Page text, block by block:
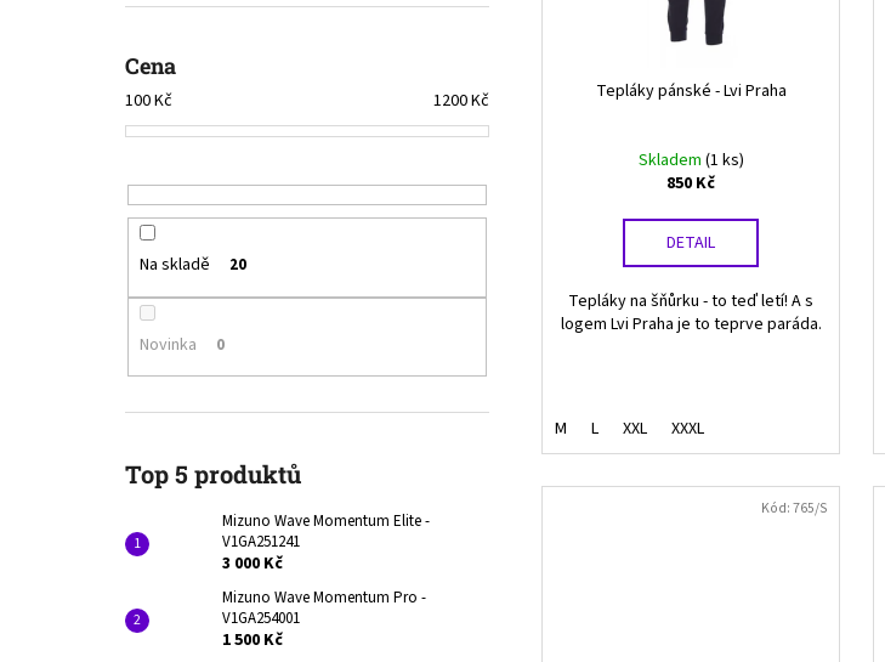
Cena
100Kč 1200Kč
Na skladě 20
Novinka 0
Top 5 produktů
Mizuno Wave Momentum Elite -
V1GA251241
3 000 Kč
Mizuno Wave Momentum Pro -
V1GA254001
1 500 Kč
Tepláky pánské - Lvi Praha
Skladem (1 ks)
850 Kč
DETAIL
Tepláky na šňůrku - to teď letí! A s
logem Lvi Praha je to teprve paráda.
M L XXL XXXL
Kód:765/S
Původně: